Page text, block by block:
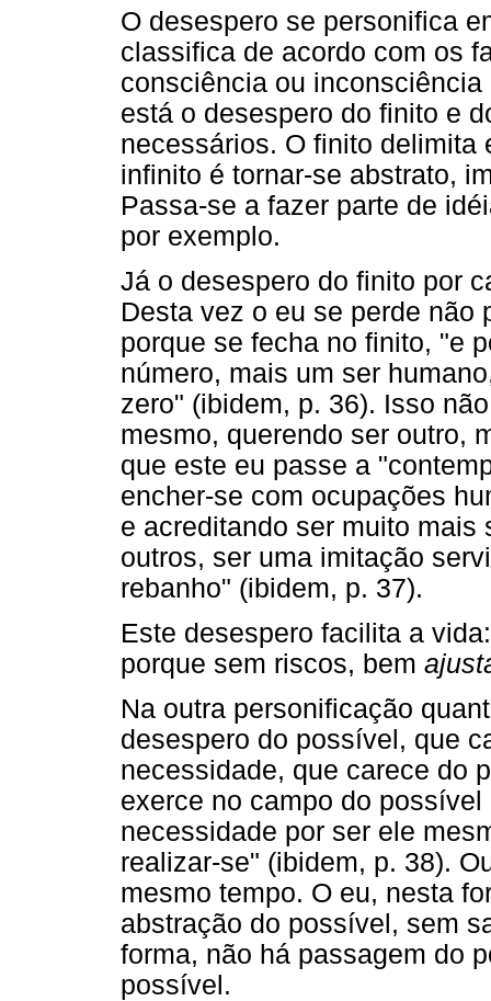
O desespero se personifica
classifica de acordo com os
consciência ou
está o desespero do finito e
necessários. O finito delimita
infinito é tornar-se abstrato,
Passa-se a fazer parte de
por exemplo.
Já o desespero do finito por
Desta vez o eu se perde não
porque se fecha no finito, "e
número, mais um ser
zero" (ibidem, p. 36). Isso
mesmo, querendo ser outro,
que este eu passe a
encher-se com ocupações
e acreditando ser muito
outros, ser uma imitação
rebanho" (ibidem, p. 37).
Este desespero facilita a
porque sem riscos, bem
Na outra personificação
desespero do possível, que
necessidade, que carece do
exerce no campo do
necessidade por ser ele
realizar-se" (ibidem, p. 38).
mesmo tempo. O eu, nesta
abstração do possível, sem
forma, não há passagem do
possível.